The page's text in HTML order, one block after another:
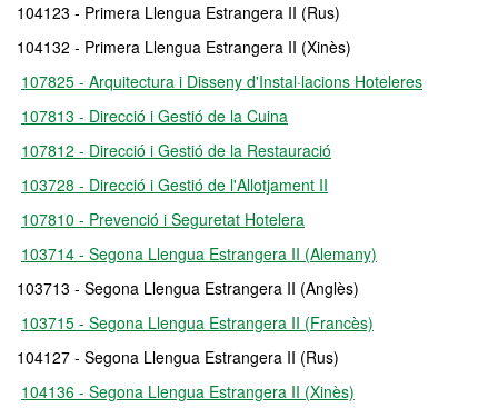
104123 - Primera Llengua Estrangera II (Rus)
104132 - Primera Llengua Estrangera II (Xinès)
107825 - Arquitectura i Disseny d'Instal·lacions Hoteleres
107813 - Direcció i Gestió de la Cuina
107812 - Direcció i Gestió de la Restauració
103728 - Direcció i Gestió de l'Allotjament II
107810 - Prevenció i Seguretat Hotelera
103714 - Segona Llengua Estrangera II (Alemany)
103713 - Segona Llengua Estrangera II (Anglès)
103715 - Segona Llengua Estrangera II (Francès)
104127 - Segona Llengua Estrangera II (Rus)
104136 - Segona Llengua Estrangera II (Xinès)